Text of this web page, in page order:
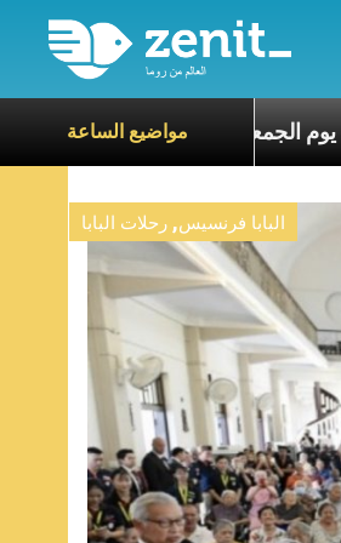
مواضيع الساعة
عناوين نشرة يوم الجمعة 7 آب 2026: السلام يُبنى بصبر يومًا بعد يوم
البابا فرنسيس, رحلات البابا